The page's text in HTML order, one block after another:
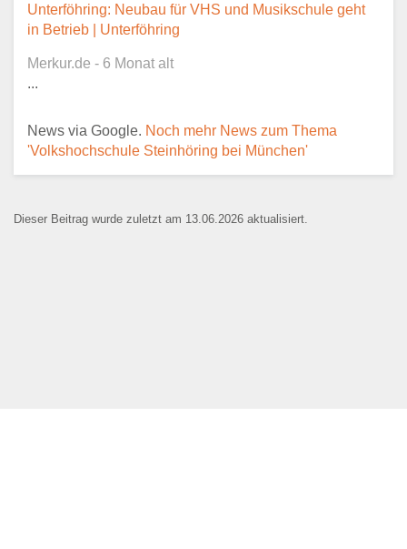
Ansprechpartner
Unterföhring: Neubau für VHS und Musikschule geht
in Betrieb | Unterföhring
Merkur.de - 6 Monat alt
...
News via Google. Noch mehr News zum Thema
'Volkshochschule Steinhöring bei München'
Dieser Beitrag wurde zuletzt am 13.06.2026 aktualisiert.